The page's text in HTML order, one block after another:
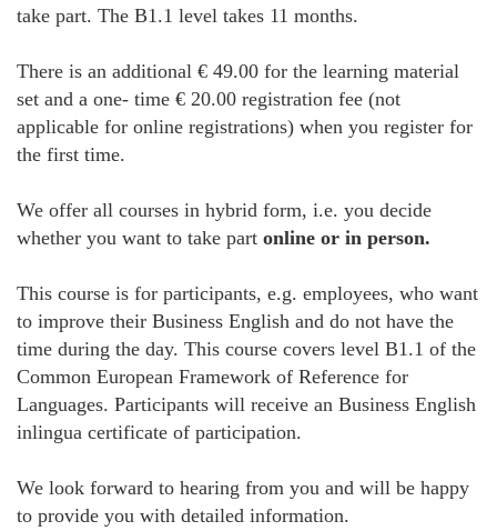
take part. The B1.1 level takes 11 months.
There is an additional € 49.00 for the learning material
set and a one- time € 20.00 registration fee (not
applicable for online registrations) when you register for
the first time.
We offer all courses in hybrid form, i.e. you decide
whether you want to take part online or in person.
This course is for participants, e.g. employees, who want
to improve their Business English and do not have the
time during the day. This course covers level B1.1 of the
Common European Framework of Reference for
Languages. Participants will receive an Business English
inlingua certificate of participation.
We look forward to hearing from you and will be happy
to provide you with detailed information.